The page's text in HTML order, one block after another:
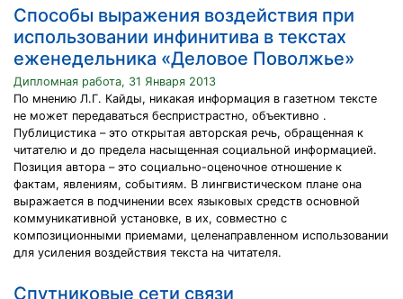
Способы выражения воздействия при
использовании инфинитива в текстах
еженедельника «Деловое Поволжье»
Дипломная работа, 31 Января 2013
По мнению Л.Г. Кайды, никакая информация в газетном тексте
не может передаваться беспристрастно, объективно .
Публицистика – это открытая авторская речь, обращенная к
читателю и до предела насыщенная социальной информацией.
Позиция автора – это социально-оценочное отношение к
фактам, явлениям, событиям. В лингвистическом плане она
выражается в подчинении всех языковых средств основной
коммуникативной установке, в их, совместно с
композиционными приемами, целенаправленном использовании
для усиления воздействия текста на читателя.
Спутниковые сети связи